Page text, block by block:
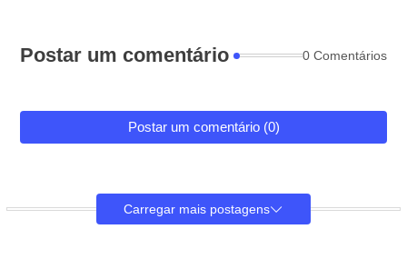
Postar um comentário 0 Comentários
Postar um comentário (0)
Carregar mais postagens